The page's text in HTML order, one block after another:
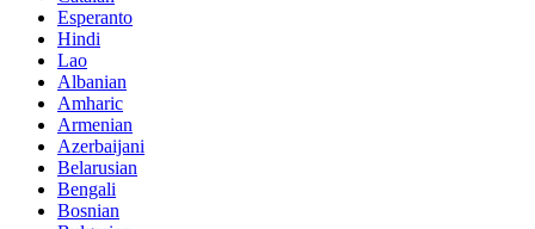
Esperanto
Hindi
Lao
Albanian
Amharic
Armenian
Azerbaijani
Belarusian
Bengali
Bosnian